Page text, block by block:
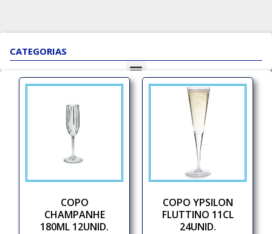
CATEGORIAS
COPO
CHAMPANHE
180ML 12UNID.
COPO YPSILON
FLUTTINO 11CL
24UNID.